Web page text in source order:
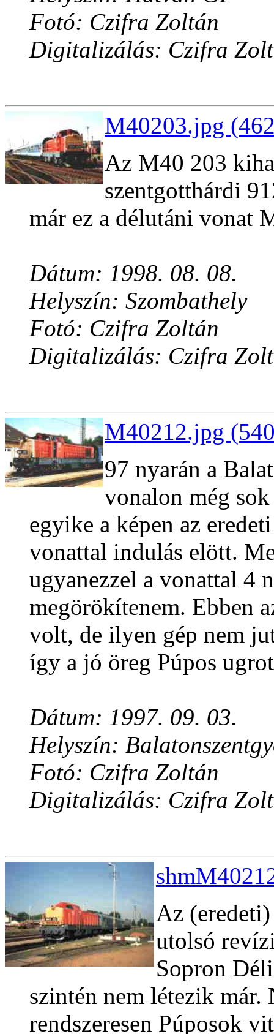
Fotó: Czifra Zoltán
Digitalizálás: Czifra
M40203.jpg
Az M40 203
szentgotthárdi
már ez a délutáni vonat
Dátum: 1998. 08. 08.
Helyszín: Szombathely
Fotó: Czifra Zoltán
Digitalizálás: Czifra
M40212.jpg
97 nyarán a
vonalon még
egyike a képen az
vonattal indulás elött.
ugyanezzel a vonattal 4
megörökítenem. Ebben
volt, de ilyen gép nem
így a jó öreg Púpos
Dátum: 1997. 09. 03.
Helyszín:
Fotó: Czifra Zoltán
Digitalizálás: Czifra
Az
utolsó
Sopron
szintén nem létezik már.
rendszeresen Púposok